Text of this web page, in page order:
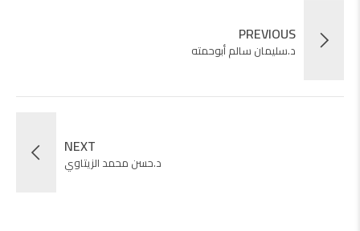
PREVIOUS
د.سليمان سالم أبوحمته
NEXT
د.حسن محمد الزيتاوي